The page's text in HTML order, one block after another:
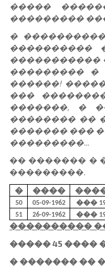
�����
���������
�
����������
�����������
��������� �
������!
���
�������, �
�������� ��
������� ���
���������...
�� ������� �
���������.
�
����
50 05-09-1962 ���
51 26-09-1962 ���
����������
����� 45 ����
� ������� ��